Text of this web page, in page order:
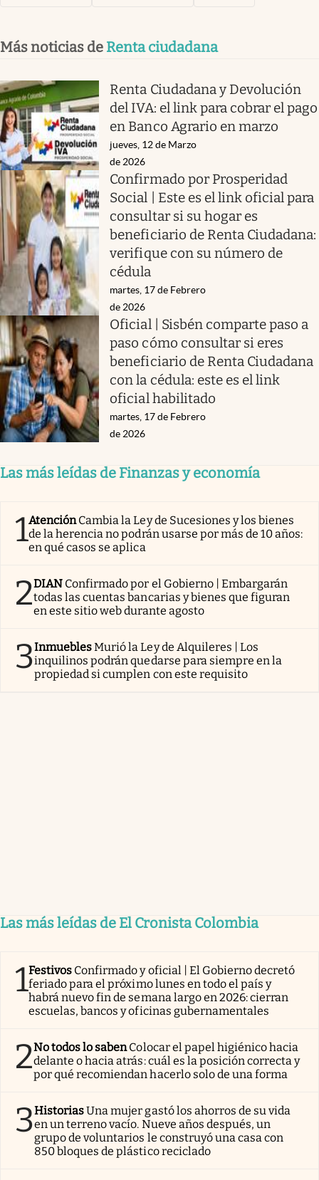
Más noticias de Renta ciudadana
Renta Ciudadana y Devolución
del IVA: el link para cobrar el pago
en Banco Agrario en marzo
jueves, 12 de Marzo
de 2026
Confirmado por Prosperidad
Social | Este es el link oficial para
consultar si su hogar es
beneficiario de Renta Ciudadana:
verifique con su número de
cédula
martes, 17 de Febrero
de 2026
Oficial | Sisbén comparte paso a
paso cómo consultar si eres
beneficiario de Renta Ciudadana
con la cédula: este es el link
oficial habilitado
martes, 17 de Febrero
de 2026
Las más leídas de Finanzas y economía
1AtenciónCambia la Ley de Sucesiones y los bienes
de la herencia no podrán usarse por más de 10 años:
en qué casos se aplica
2DIAN Confirmado por el Gobierno | Embargarán
todas las cuentas bancarias y bienes que figuran
en este sitio web durante agosto
3InmueblesMurió la Ley de Alquileres | Los
inquilinos podrán quedarse para siempre en la
propiedad si cumplen con este requisito
Las más leídas de El Cronista Colombia
1Festivos Confirmado y oficial | El Gobierno decretó
feriado para el próximo lunes en todo el país y
habrá nuevo fin de semana largo en 2026: cierran
escuelas, bancos y oficinas gubernamentales
2No todos lo sabenColocar el papel higiénico hacia
delante o hacia atrás: cuál es la posición correcta y
por qué recomiendan hacerlo solo de una forma
3HistoriasUna mujer gastó los ahorros de su vida
en un terreno vacío. Nueve años después, un
grupo de voluntarios le construyó una casa con
850 bloques de plástico reciclado